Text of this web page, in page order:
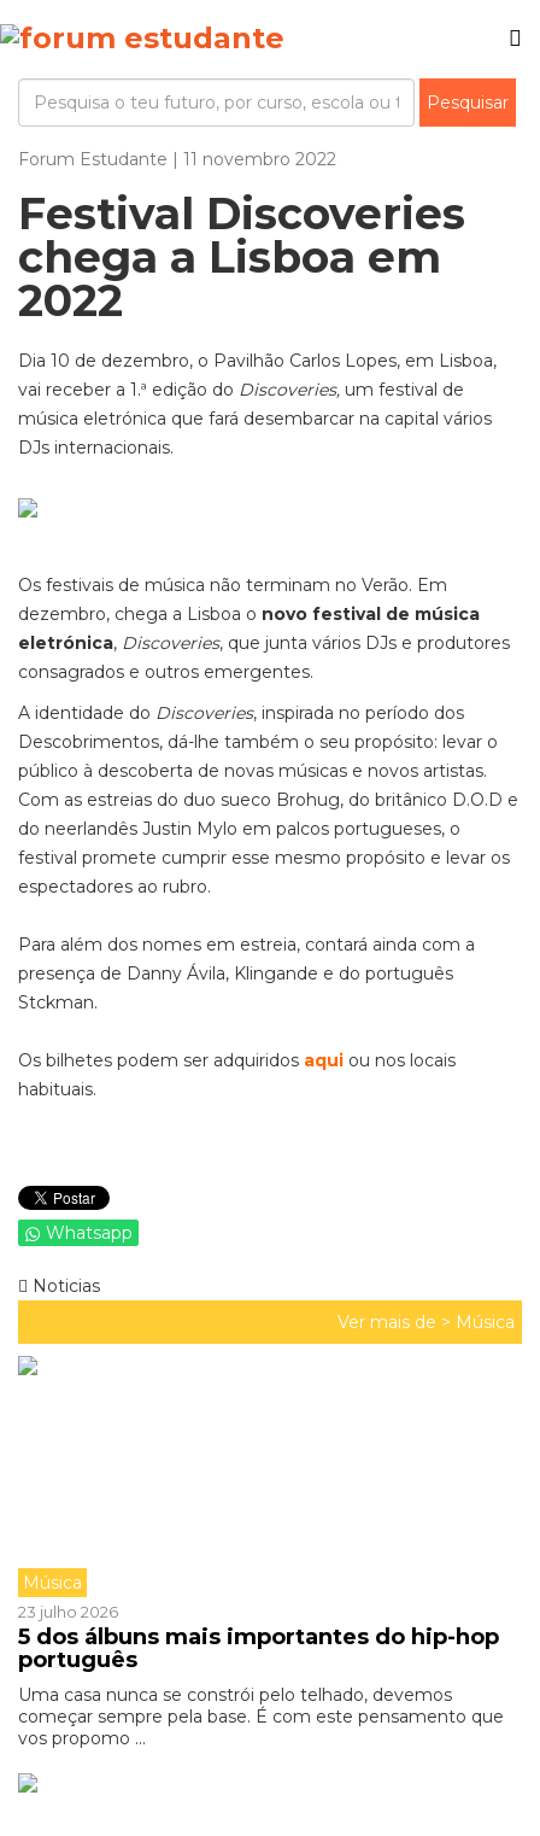
Forum Estudante | 11 novembro 2022
Festival Discoveries
chega a Lisboa em
2022
Dia 10 de dezembro, o Pavilhão Carlos Lopes, em Lisboa,
vai receber a 1.ª edição do Discoveries, um festival de
música eletrónica que fará desembarcar na capital vários
DJs internacionais.
Os festivais de música não terminam no Verão. Em
dezembro, chega a Lisboa o novo festival de música
eletrónica, Discoveries, que junta vários DJs e produtores
consagrados e outros emergentes.
A identidade do Discoveries, inspirada no período dos
Descobrimentos, dá-lhe também o seu propósito: levar o
público à descoberta de novas músicas e novos artistas.
Com as estreias do duo sueco Brohug, do britânico D.O.D e
do neerlandês Justin Mylo em palcos portugueses, o
festival promete cumprir esse mesmo propósito e levar os
espectadores ao rubro.
Para além dos nomes em estreia, contará ainda com a
presença de Danny Ávila, Klingande e do português
Stckman.
Os bilhetes podem ser adquiridos aqui ou nos locais
habituais.
Whatsapp
Noticias
Ver mais de > Música
Música
23 julho 2026
5 dos álbuns mais importantes do hip-hop
português
Uma casa nunca se constrói pelo telhado, devemos
começar sempre pela base. É com este pensamento que
vos propomo ...